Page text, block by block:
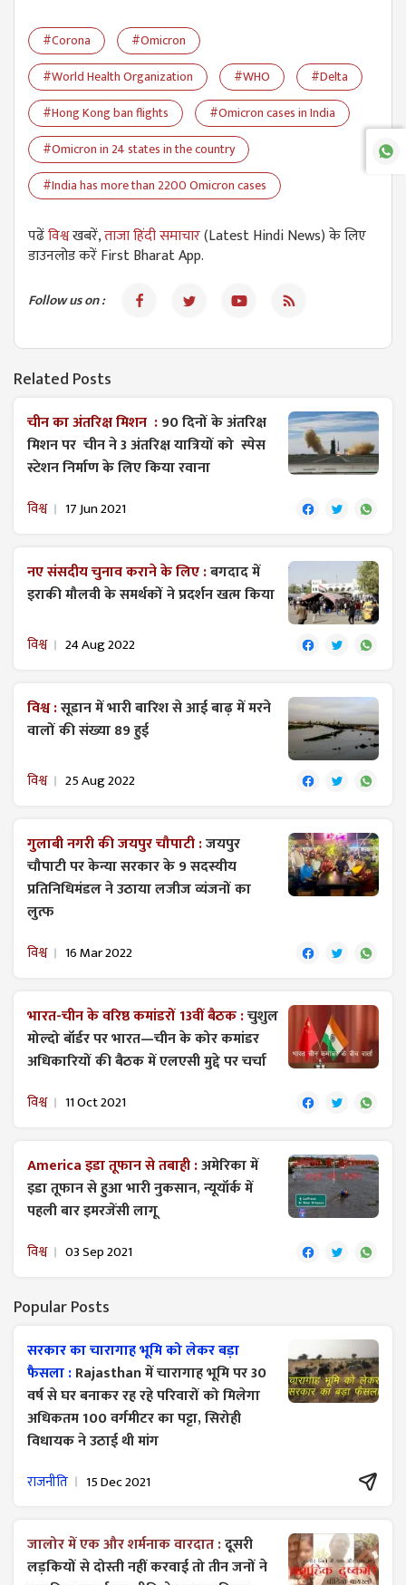
#Corona
#Omicron
#World Health Organization
#WHO
#Delta
#Hong Kong ban flights
#Omicron cases in India
#Omicron in 24 states in the country
#India has more than 2200 Omicron cases
पढेंविश्वखबरें,ताजा हिंदी समाचार(Latest Hindi News) के लिए
डाउनलोड करें First Bharat App.
Follow us on :
Related Posts
चीन का अंतरिक्ष मिशन :90 दिनों के अंतरिक्ष
मिशन पर चीन ने 3 अंतरिक्ष यात्रियों को स्पेस
स्टेशन निर्माण के लिए किया रवाना
विश्व 17 Jun 2021
नए संसदीय चुनाव कराने के लिए :बगदाद में
इराकी मौलवी के समर्थकों ने प्रदर्शन खत्म किया
विश्व 24 Aug 2022
विश्व :सूडान में भारी बारिश से आई बाढ़ में मरने
वालों की संख्या 89 हुई
विश्व 25 Aug 2022
गुलाबी नगरी की जयपुर चौपाटी :जयपुर
चौपाटी पर केन्या सरकार के 9 सदस्यीय
प्रतिनिधिमंडल ने उठाया लजीज व्यंजनों का
लुत्फ
विश्व 16 Mar 2022
भारत-चीन के वरिष्ठ कमांडरों 13वीं बैठक :चुशुल
मोल्दो बॉर्डर पर भारत—चीन के कोर कमांडर
अधिकारियों की बैठक में एलएसी मुद्दे पर चर्चा
विश्व 11 Oct 2021
America इडा तूफान से तबाही :अमेरिका में
इडा तूफान से हुआ भारी नुकसान, न्यूयॉर्क में
पहली बार इमरजेंसी लागू
विश्व 03 Sep 2021
Popular Posts
सरकार का चारागाह भूमि को लेकर बड़ा
फैसला :Rajasthan में चारागाह भूमि पर 30
वर्ष से घर बनाकर रह रहे परिवारों को मिलेगा
अधिकतम 100 वर्गमीटर का पट्टा, सिरोही
विधायक ने उठाई थी मांग
राजनीति 15 Dec 2021
जालोर में एक और शर्मनाक वारदात :दूसरी
लड़कियों से दोस्ती नहीं करवाई तो तीन जनों ने